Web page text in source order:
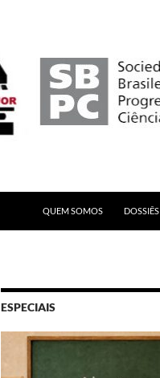
QUEM SOMOS
DOSSIÊS
ESPECIAIS